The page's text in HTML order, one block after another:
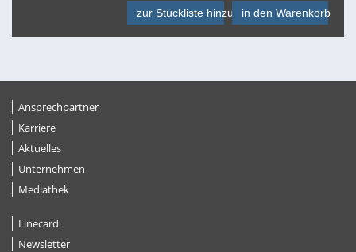
zur Stückliste hinzufügenin den Warenkorb
Ansprechpartner
Karriere
Aktuelles
Unternehmen
Mediathek
Linecard
Newsletter